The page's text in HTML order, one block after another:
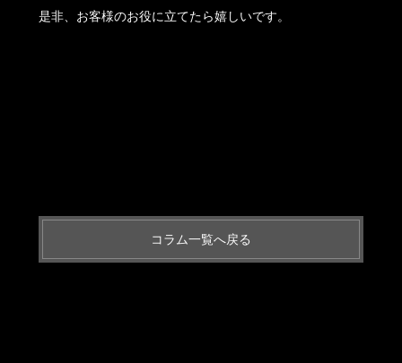
是非、お客様のお役に立てたら嬉しいです。
コラム一覧へ戻る